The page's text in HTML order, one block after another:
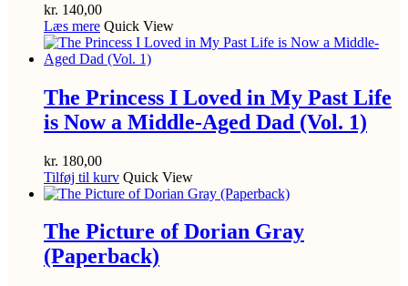
kr. 140,00
Læs mere Quick View
The Princess I Loved in My Past Life
is Now a Middle-Aged Dad (Vol. 1)
kr. 180,00
Tilføj til kurv Quick View
The Picture of Dorian Gray
(Paperback)